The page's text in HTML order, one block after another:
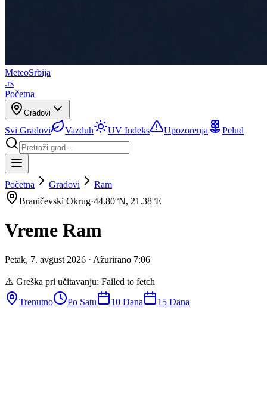
MeteoSrbija
.rs
Početna
Gradovi
Svi Gradovi Vazduh UV Indeks Upozorenja Pelud
Početna Gradovi
Ram
Braničevski Okrug·44.80°N, 21.38°E
Vreme Ram
Petak, 7. avgust 2026 · Ažurirano 7:06
⚠️ Greška pri učitavanju: Failed to fetch
Trenutno
Po Satu 10 Dana 15 Dana